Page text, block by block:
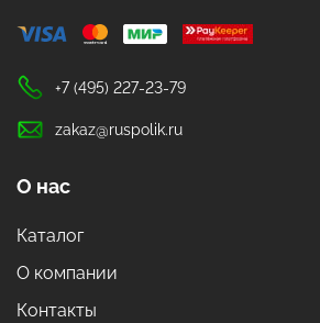
+7 (495) 227-23-79
zakaz@ruspolik.ru
О нас
Каталог
О компании
Контакты